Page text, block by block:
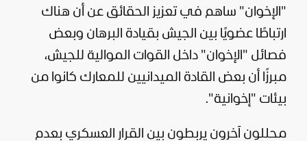
"الإخوان" ساهم في تعزيز الحقائق عن أن هناك
ارتباطًا عضويًا بين الجيش بقيادة البرهان وبعض
فصائل "الإخوان" داخل القوات الموالية للجيش،
مبرزًا أن بعض القادة الميدانيين للمعارك كانوا من
بيئات "إخوانية".
محللون آخرون يربطون بين القرار العسكري بعدم